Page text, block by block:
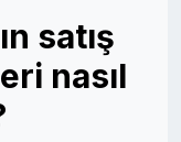
satış
nasıl